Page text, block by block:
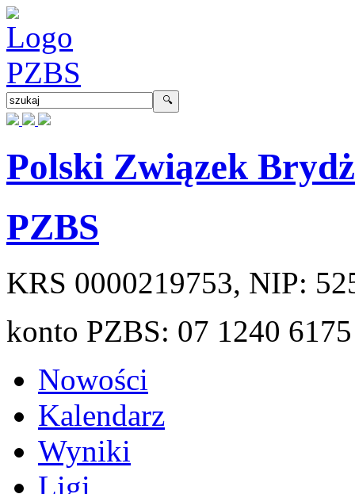
Polski Związek
PZBS
KRS 0000219753, NIP:
konto PZBS: 07 1240
Nowości
Kalendarz
Wyniki
Ligi